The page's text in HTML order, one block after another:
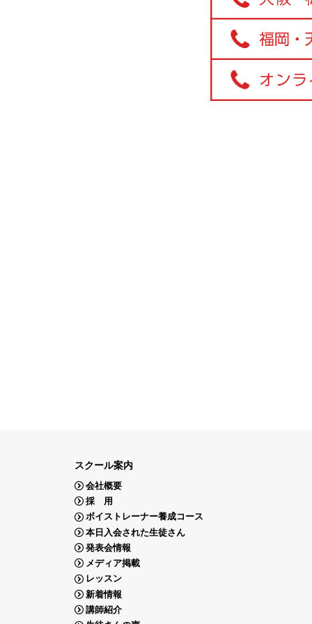
スクール案内
会社概要
採 用
ボイストレーナー養成コース
本日入会された生徒さん
発表会情報
メディア掲載
レッスン
新着情報
講師紹介